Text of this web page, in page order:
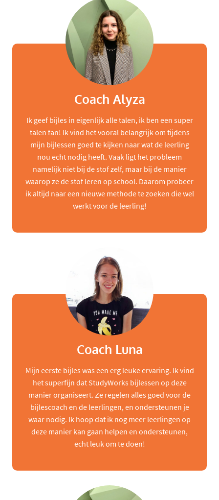
Coach Alyza
Ik geef bijles in eigenlijk alle talen, ik ben een super
talen fan! Ik vind het vooral belangrijk om tijdens
mijn bijlessen goed te kijken naar wat de leerling
nou echt nodig heeft. Vaak ligt het probleem
namelijk niet bij de stof zelf, maar bij de manier
waarop ze de stof leren op school. Daarom probeer
ik altijd naar een nieuwe methode te zoeken die wel
werkt voor de leerling!
Coach Luna
Mijn eerste bijles was een erg leuke ervaring. Ik vind
het superfijn dat StudyWorks bijlessen op deze
manier organiseert. Ze regelen alles goed voor de
bijlescoach en de leerlingen, en ondersteunen je
waar nodig. Ik hoop dat ik nog meer leerlingen op
deze manier kan gaan helpen en ondersteunen,
echt leuk om te doen!